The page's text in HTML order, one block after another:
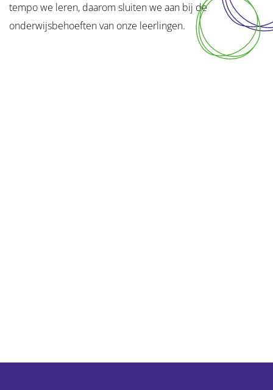
tempo we leren, daarom sluiten we aan bij de
onderwijsbehoeften van onze leerlingen.